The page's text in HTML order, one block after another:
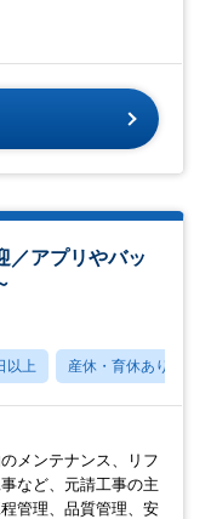
／アプリやバッ
以上 産休・育休あり
メンテナンス、リフ
など、元請工事の主
管理、品質管理、安